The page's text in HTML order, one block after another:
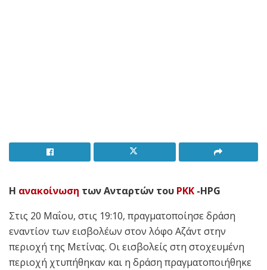
Η ανακοίνωση των Ανταρτών του PKK -HPG
Στις 20 Μαΐου, στις 19:10, πραγματοποίησε δράση
εναντίον των εισβολέων στον λόφο Αζάντ στην
περιοχή της Μετίνας. Οι εισβολείς στη στοχευμένη
περιοχή χτυπήθηκαν και η δράση πραγματοποιήθηκε